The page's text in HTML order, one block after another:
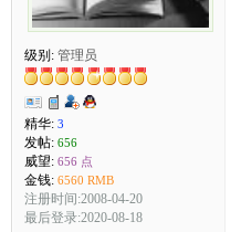
级别: 管理员
精华: 3
发帖: 656
威望: 656 点
金钱: 6560 RMB
注册时间:2008-04-20
最后登录:2020-08-18